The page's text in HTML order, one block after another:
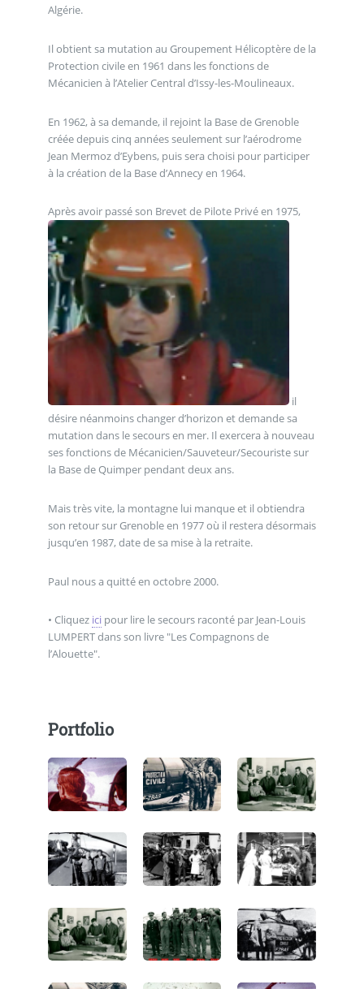
Algérie.
Il obtient sa mutation au Groupement Hélicoptère de la
Protection civile en 1961 dans les fonctions de
Mécanicien à l’Atelier Central d’Issy-les-Moulineaux.
En 1962, à sa demande, il rejoint la Base de Grenoble
créée depuis cinq années seulement sur l’aérodrome
Jean Mermoz d’Eybens, puis sera choisi pour participer
à la création de la Base d’Annecy en 1964.
Après avoir passé son Brevet de Pilote Privé en 1975,
il
désire néanmoins changer d’horizon et demande sa
mutation dans le secours en mer. Il exercera à nouveau
ses fonctions de Mécanicien/Sauveteur/Secouriste sur
la Base de Quimper pendant deux ans.
Mais très vite, la montagne lui manque et il obtiendra
son retour sur Grenoble en 1977 où il restera désormais
jusqu’en 1987, date de sa mise à la retraite.
Paul nous a quitté en octobre 2000.
• Cliquez ici pour lire le secours raconté par Jean-Louis
LUMPERT dans son livre "Les Compagnons de
l’Alouette".
Portfolio